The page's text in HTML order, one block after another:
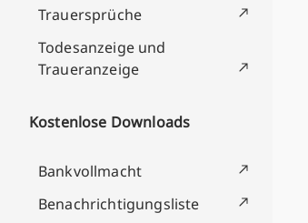
Trauersprüche
Todesanzeige und
Traueranzeige
Kostenlose Downloads
Bankvollmacht
Benachrichtigungsliste